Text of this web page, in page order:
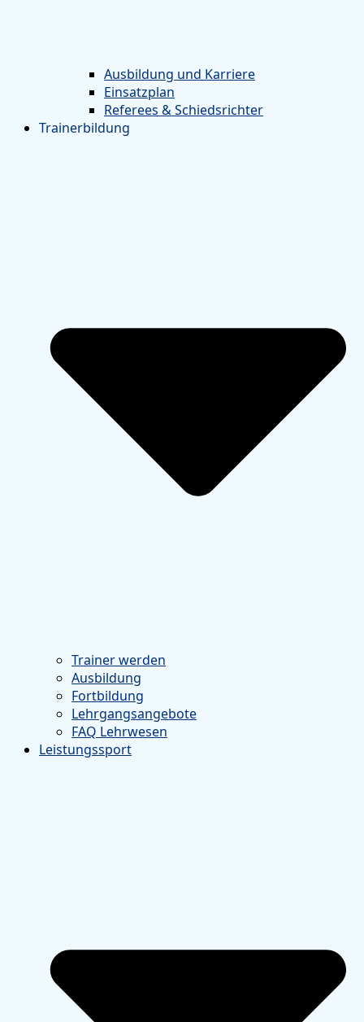
Ausbildung und Karriere
Einsatzplan
Referees & Schiedsrichter
Trainerbildung
Trainer werden
Ausbildung
Fortbildung
Lehrgangsangebote
FAQ Lehrwesen
Leistungssport